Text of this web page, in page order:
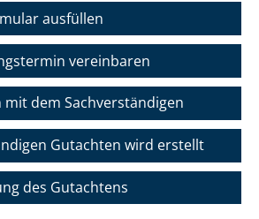
ausfüllen
vereinbaren
dem Sach­ver­stän­di­gen
Gutachten wird erstellt
des Gutachtens